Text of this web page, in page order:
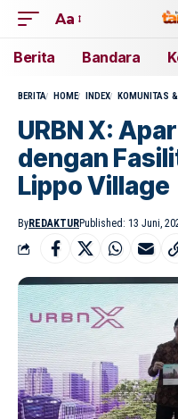
Aa
Berita Bandara
BERITA HOME INDEX KOMUNITAS
URBN X:
dengan
Lippo Village
ByREDAKTURPublished: 13 Juni,